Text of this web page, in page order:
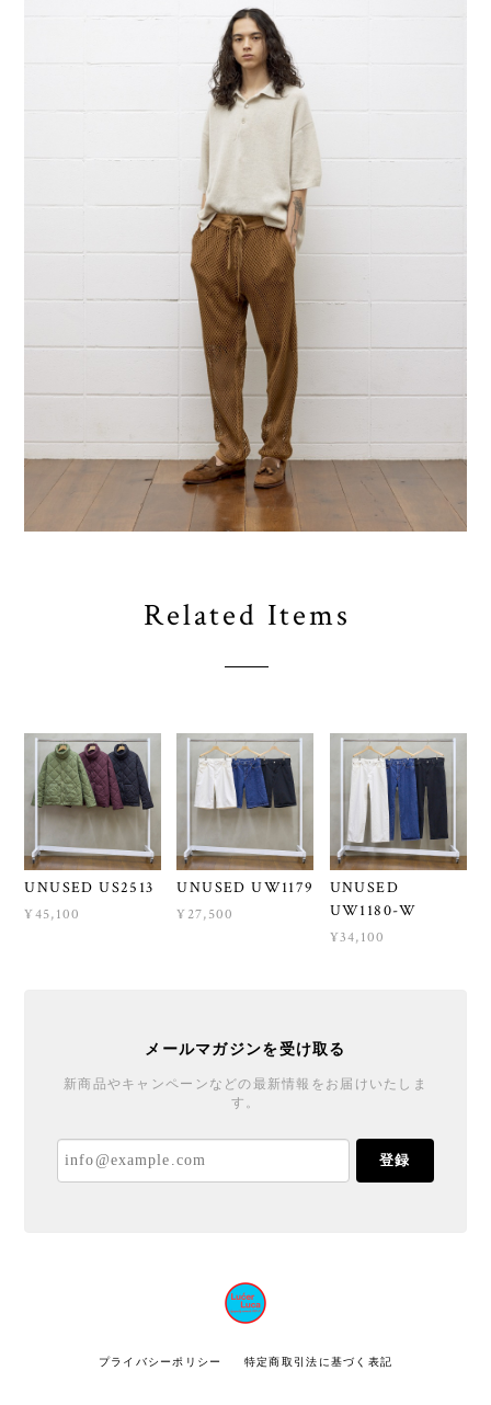
Related Items
UNUSED US2513
¥45,100
UNUSED UW1179
¥27,500
UNUSED
UW1180-W
¥34,100
メールマガジンを受け取る
新商品やキャンペーンなどの最新情報をお届けいたしま
す。
登録
プライバシーポリシー 特定商取引法に基づく表記